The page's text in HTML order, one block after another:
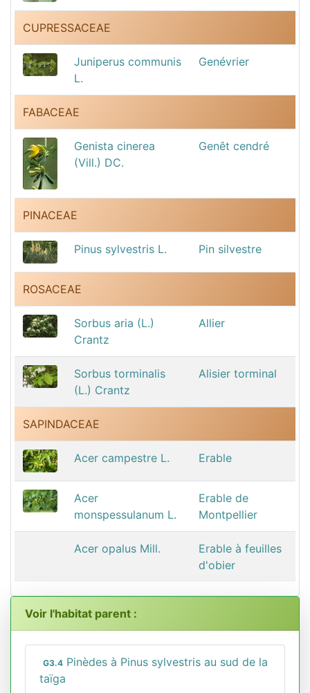
CUPRESSACEAE
Juniperus communis
L.
Genévrier
FABACEAE
Genista cinerea
(Vill.) DC.
Genêt cendré
PINACEAE
Pinus sylvestris L. Pin silvestre
ROSACEAE
Sorbus aria (L.)
Crantz
Allier
Sorbus torminalis
(L.) Crantz
Alisier torminal
SAPINDACEAE
Acer campestre L. Erable
Acer
monspessulanum L.
Erable de
Montpellier
Acer opalus Mill.
Erable à feuilles
d'obier
Voir l'habitat parent :
G3.4 Pinèdes à Pinus sylvestris au sud de la
taïga